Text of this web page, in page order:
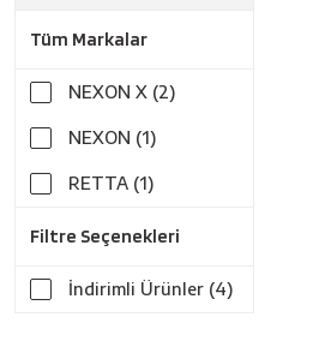
Tüm Markalar
NEXON X (2)
NEXON (1)
RETTA (1)
Filtre Seçenekleri
İndirimli Ürünler (4)